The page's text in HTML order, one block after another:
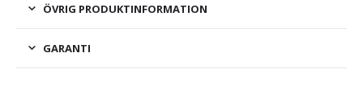
ÖVRIG PRODUKTINFORMATION
GARANTI